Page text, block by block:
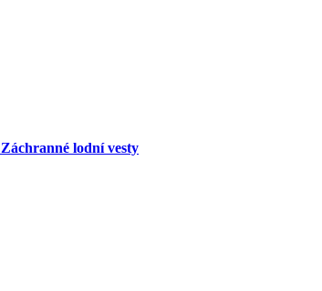
Záchranné lodní vesty